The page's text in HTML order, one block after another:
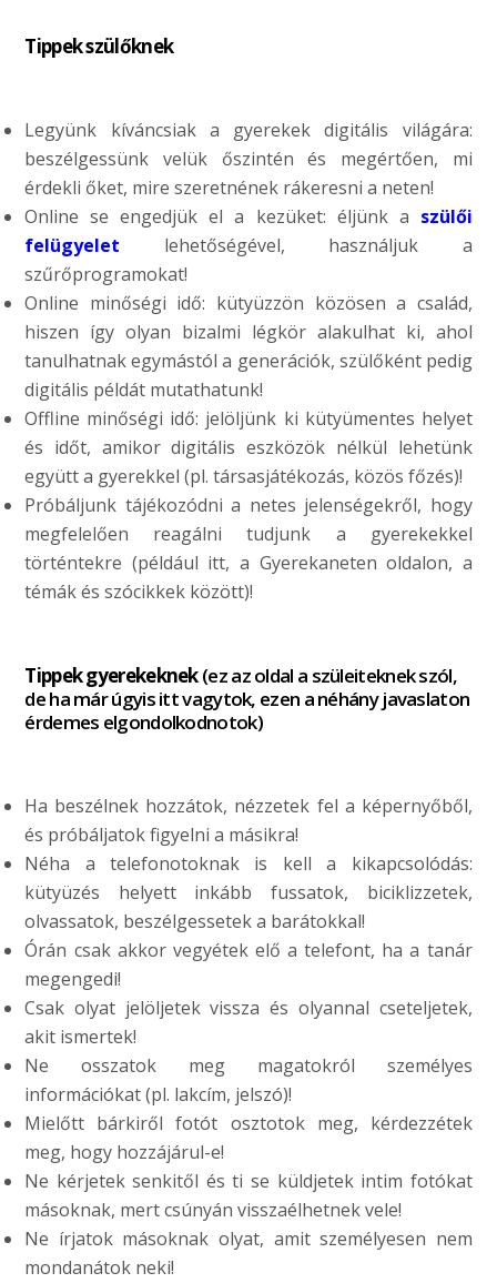
Tippek szülőknek
Legyünk kíváncsiak a gyerekek digitális világára:
beszélgessünk velük őszintén és megértően, mi
érdekli őket, mire szeretnének rákeresni a neten!
Online se engedjük el a kezüket: éljünk a szülői
felügyelet lehetőségével, használjuk a
szűrőprogramokat!
Online minőségi idő: kütyüzzön közösen a család,
hiszen így olyan bizalmi légkör alakulhat ki, ahol
tanulhatnak egymástól a generációk, szülőként pedig
digitális példát mutathatunk!
Offline minőségi idő: jelöljünk ki kütyümentes helyet
és időt, amikor digitális eszközök nélkül lehetünk
együtt a gyerekkel (pl. társasjátékozás, közös főzés)!
Próbáljunk tájékozódni a netes jelenségekről, hogy
megfelelően reagálni tudjunk a gyerekekkel
történtekre (például itt, a Gyerekaneten oldalon, a
témák és szócikkek között)!
Tippek gyerekeknek(ez az oldal a szüleiteknek szól,
de ha már úgyis itt vagytok, ezen a néhány javaslaton
érdemes elgondolkodnotok)
Ha beszélnek hozzátok, nézzetek fel a képernyőből,
és próbáljatok figyelni a másikra!
Néha a telefonotoknak is kell a kikapcsolódás:
kütyüzés helyett inkább fussatok, biciklizzetek,
olvassatok, beszélgessetek a barátokkal!
Órán csak akkor vegyétek elő a telefont, ha a tanár
megengedi!
Csak olyat jelöljetek vissza és olyannal cseteljetek,
akit ismertek!
Ne osszatok meg magatokról személyes
információkat (pl. lakcím, jelszó)!
Mielőtt bárkiről fotót osztotok meg, kérdezzétek
meg, hogy hozzájárul-e!
Ne kérjetek senkitől és ti se küldjetek intim fotókat
másoknak, mert csúnyán visszaélhetnek vele!
Ne írjatok másoknak olyat, amit személyesen nem
mondanátok neki!